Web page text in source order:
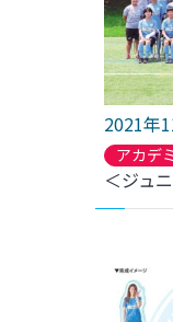
2021年
アカデ